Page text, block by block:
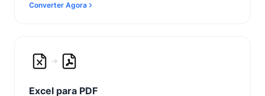
Converter Agora
Excel para PDF